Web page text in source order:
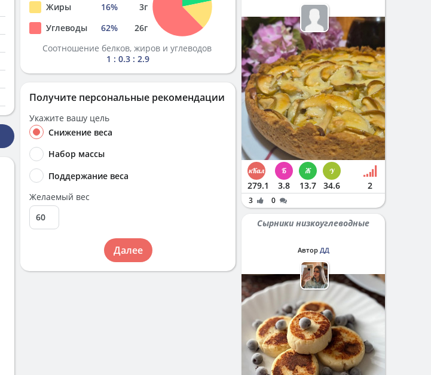
Жиры
16% 3г
Углеводы
62% 26г
Соотношение белков, жиров и углеводов
1 : 0.3 : 2.9
Получите персональные рекомендации
Укажите вашу цель
Снижение веса
Набор массы
Поддержание веса
Желаемый вес
Далее
279.1 3.8 13.7 34.6 2
3 0
Сырники низкоуглеводные
Автор ДД